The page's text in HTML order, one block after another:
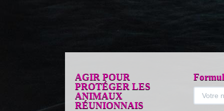
AGIR POUR
PROTÉGER LES
ANIMAUX
RÉUNIONNAIS